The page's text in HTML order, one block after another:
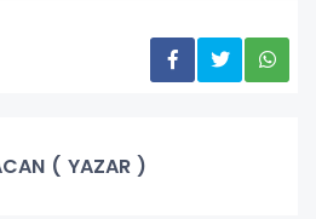
( YAZAR )